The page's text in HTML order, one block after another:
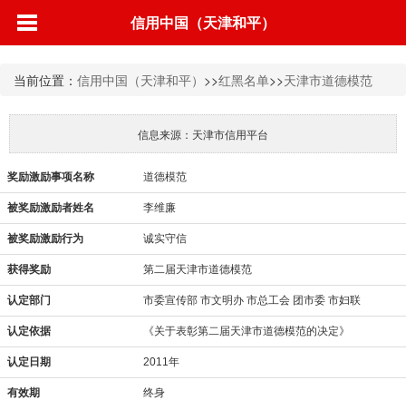
信用中国（天津和平）
当前位置： 信用中国（天津和平） >>红黑名单>>天津市道德模范
信息来源：天津市信用平台
奖励激励事项名称 道德模范
被奖励激励者姓名 李维廉
被奖励激励行为 诚实守信
获得奖励 第二届天津市道德模范
认定部门 市委宣传部 市文明办 市总工会 团市委 市妇联
认定依据 《关于表彰第二届天津市道德模范的决定》
认定日期 2011年
有效期 终身